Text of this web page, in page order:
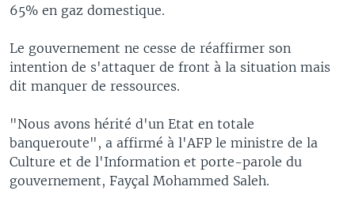
65% en gaz domestique.
Le gouvernement ne cesse de réaffirmer son
intention de s'attaquer de front à la situation mais
dit manquer de ressources.
"Nous avons hérité d'un Etat en totale
banqueroute", a affirmé à l'AFP le ministre de la
Culture et de l'Information et porte-parole du
gouvernement, Fayçal Mohammed Saleh.